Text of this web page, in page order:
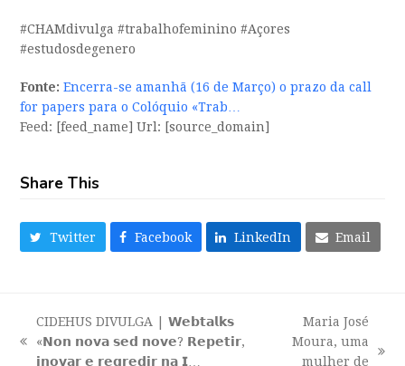
#CHAMdivulga #trabalhofeminino #Açores
#estudosdegenero
Fonte: Encerra-se amanhã (16 de Março) o prazo da call
for papers para o Colóquio «Trab…
Feed: [feed_name] Url: [source_domain]
Share This
Twitter Facebook LinkedIn Email
previous
CIDEHUS DIVULGA | 𝗪𝗲𝗯𝘁𝗮𝗹𝗸𝘀
«𝗡𝗼𝗻 𝗻𝗼𝘃𝗮 𝘀𝗲𝗱 𝗻𝗼𝘃𝗲? 𝗥𝗲𝗽𝗲𝘁𝗶𝗿,
𝗶𝗻𝗼𝘃𝗮𝗿 𝗲 𝗿𝗲𝗴𝗿𝗲𝗱𝗶𝗿 𝗻𝗮 𝗜…
next
Maria José
Moura, uma
mulher de